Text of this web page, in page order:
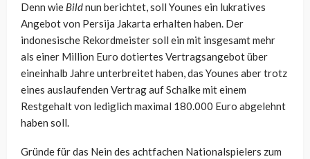
Denn wie Bildnun berichtet, soll Younes ein lukratives
Angebot von Persija Jakarta erhalten haben. Der
indonesische Rekordmeister soll ein mit insgesamt mehr
als einer Million Euro dotiertes Vertragsangebot über
eineinhalb Jahre unterbreitet haben, das Younes aber trotz
eines auslaufenden Vertrag auf Schalke mit einem
Restgehalt von lediglich maximal 180.000 Euro abgelehnt
haben soll.
Gründe für das Nein des achtfachen Nationalspielers zum